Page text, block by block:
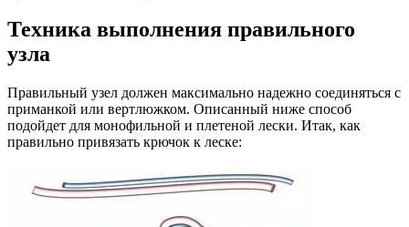
Техника выполнения правильного
узла
Правильный узел должен максимально надежно соединяться с
приманкой или вертлюжком. Описанный ниже способ
подойдет для монофильной и плетеной лески. Итак, как
правильно привязать крючок к леске: